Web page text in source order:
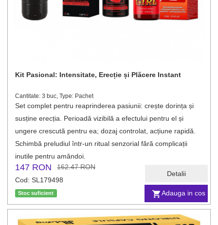
Adauga in cos
Detalii
Kit Pasional: Intensitate, Erecție și Plăcere Instant
Cantitate: 3 buc, Type: Pachet
Set complet pentru reaprinderea pasiunii: crește dorința și
susține erecția. Perioadă vizibilă a efectului pentru el și
ungere crescută pentru ea; dozaj controlat, acțiune rapidă.
Schimbă preludiul într-un ritual senzorial fără complicații
inutile pentru amândoi.
147 RON
162.47 RON
Cod: SL179498
Stoc suficient